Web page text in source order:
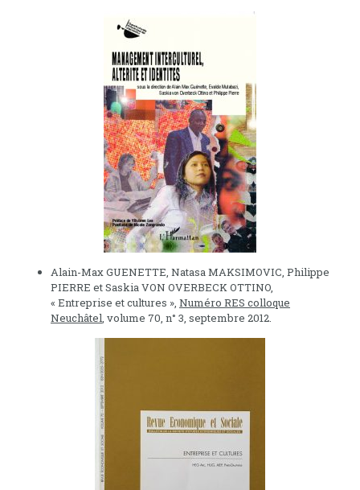
Alain-Max GUENETTE, Natasa MAKSIMOVIC, Philippe
PIERRE et Saskia VON OVERBECK OTTINO,
« Entreprise et cultures », Numéro RES colloque
Neuchâtel, volume 70, n° 3, septembre 2012.